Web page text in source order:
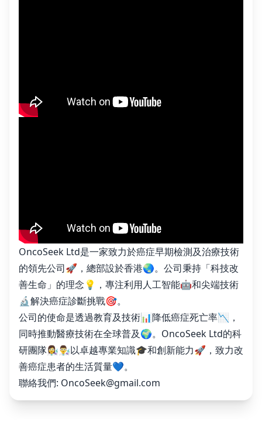
OncoSeek Ltd是一家致力於癌症早期檢測及治療技術
的領先公司🚀，總部設於香港🌏。公司秉持「科技改
善生命」的理念💡，專注利用人工智能🤖和尖端技術
🔬解決癌症診斷挑戰🎯。
公司的使命是透過教育及技術📊降低癌症死亡率📉，
同時推動醫療技術在全球普及🌍。OncoSeek Ltd的科
研團隊👩‍🔬👨‍🔬以卓越專業知識🎓和創新能力🚀，致力改
善癌症患者的生活質量💙。
聯絡我們: OncoSeek@gmail.com